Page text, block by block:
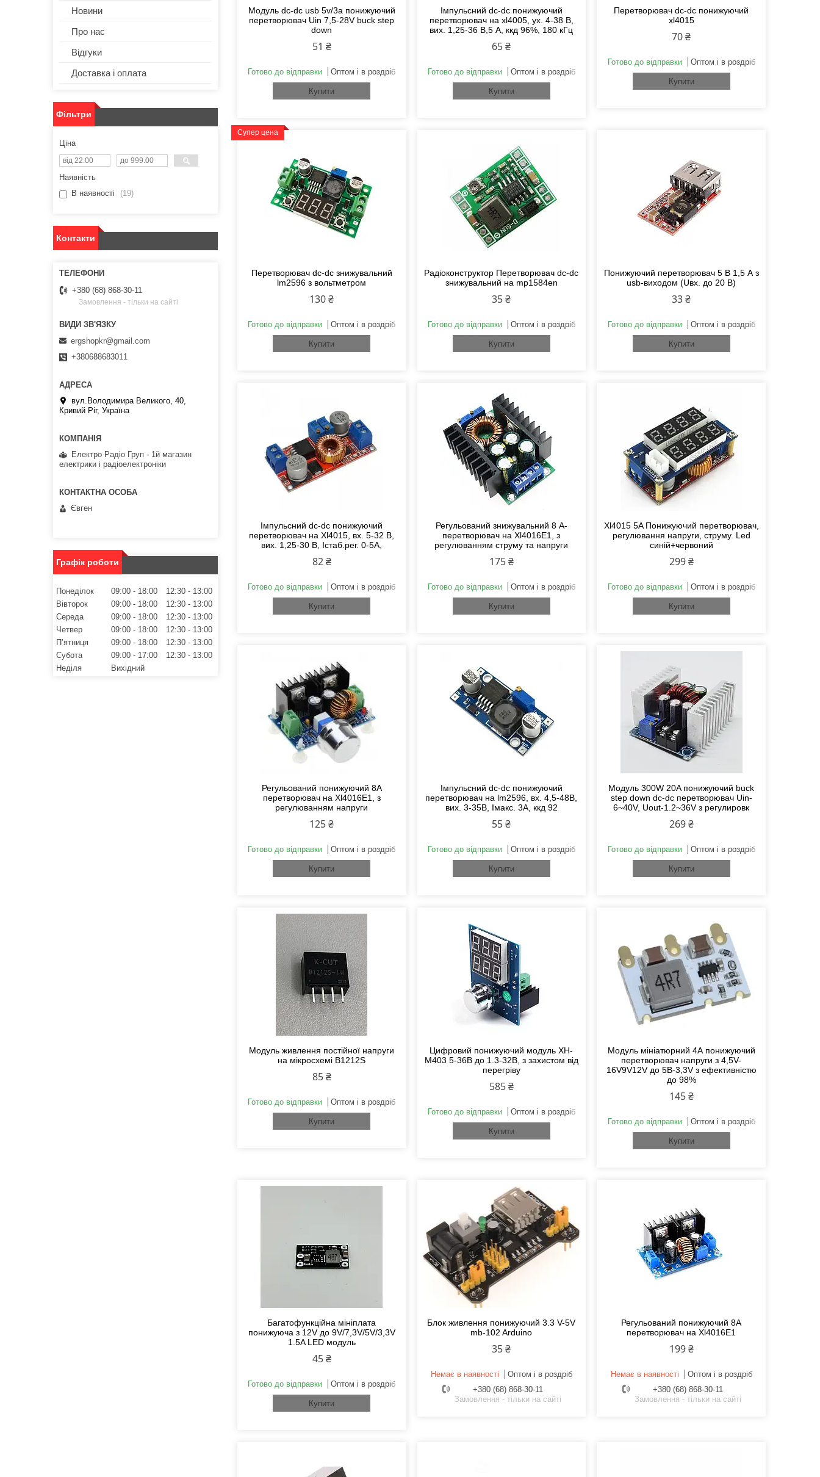
Модуль dc-dc usb 5v/3a понижуючий
перетворювач Uin 7,5-28V buck step
down
51 ₴
Готово до відправки Оптом і в роздріб
Купити
Імпульсний dc-dc понижуючий
перетворювач на xl4005, ух. 4-38 В,
вих. 1,25-36 В,5 А, ккд 96%, 180 кГц
65 ₴
Готово до відправки Оптом і в роздріб
Купити
Перетворювач dc-dc понижуючий
xl4015
70 ₴
Готово до відправки Оптом і в роздріб
Купити
Супер цена
Перетворювач dc-dc знижувальний
lm2596 з вольтметром
130 ₴
Готово до відправки Оптом і в роздріб
Купити
Радіоконструктор Перетворювач dc-dc
знижувальний на mp1584en
35 ₴
Готово до відправки Оптом і в роздріб
Купити
Понижуючий перетворювач 5 В 1,5 А з
usb-виходом (Uвх. до 20 В)
33 ₴
Готово до відправки Оптом і в роздріб
Купити
Імпульсний dc-dc понижуючий
перетворювач на Xl4015, вх. 5-32 В,
вих. 1,25-30 В, Icтаб.рег. 0-5А,
82 ₴
Готово до відправки Оптом і в роздріб
Купити
Регульований знижувальний 8 А-
перетворювач на Xl4016E1, з
регулюванням струму та напруги
175 ₴
Готово до відправки Оптом і в роздріб
Купити
Xl4015 5A Понижуючий перетворювач,
регулювання напруги, струму. Led
синій+червоний
299 ₴
Готово до відправки Оптом і в роздріб
Купити
Регульований понижуючий 8А
перетворювач на Xl4016E1, з
регулюванням напруги
125 ₴
Готово до відправки Оптом і в роздріб
Купити
Імпульсний dc-dc понижуючий
перетворювач на lm2596, вх. 4,5-48В,
вих. 3-35В, Імакс. 3А, ккд 92
55 ₴
Готово до відправки Оптом і в роздріб
Купити
Модуль 300W 20A понижуючий buck
step down dc-dc перетворювач Uin-
6~40V, Uout-1.2~36V з регулировк
269 ₴
Готово до відправки Оптом і в роздріб
Купити
Модуль живлення постійної напруги
на мікросхемі B1212S
85 ₴
Готово до відправки Оптом і в роздріб
Купити
Цифровий понижуючий модуль XH-
M403 5-36В до 1.3-32В, з захистом від
перегріву
585 ₴
Готово до відправки Оптом і в роздріб
Купити
Модуль мініатюрний 4А понижуючий
перетворювач напруги з 4,5V-
16V9V12V до 5B-3,3V з ефективністю
до 98%
145 ₴
Готово до відправки Оптом і в роздріб
Купити
Багатофункційна мініплата
понижуюча з 12V до 9V/7,3V/5V/3,3V
1.5A LED модуль
45 ₴
Готово до відправки Оптом і в роздріб
Купити
Блок живлення понижуючий 3.3 V-5V
mb-102 Arduino
35 ₴
Немає в наявності
Оптом і в роздріб
+380 (68) 868-30-11
Замовлення - тільки на сайті
Регульований понижуючий 8А
перетворювач на Xl4016E1
199 ₴
Немає в наявності
Оптом і в роздріб
+380 (68) 868-30-11
Замовлення - тільки на сайті
Новини
Про нас
Відгуки
Доставка і оплата
Фільтри
Ціна
Наявність
В наявності
19
Контакти
+380 (68) 868-30-11
Замовлення - тільки на сайті
ergshopkr@gmail.com
+380688683011
вул.Володимира Великого, 40,
Кривий Ріг, Україна
Електро Радіо Груп - 1й магазин
електрики і радіоелектроніки
Євген
Графік роботи
Понеділок 09:00 18:00 12:30
13:00
Вівторок
09:00 18:00 12:30
13:00
Середа
09:00 18:00 12:30
13:00
Четвер
09:00 18:00 12:30
13:00
Пʼятниця
09:00 18:00 12:30
13:00
Субота
09:00 17:00 12:30
13:00
Неділя
Вихідний